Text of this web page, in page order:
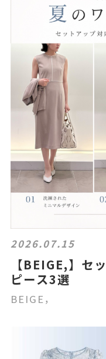
2026.07.15
【BEIGE,】セ
ピース3選
BEIGE，